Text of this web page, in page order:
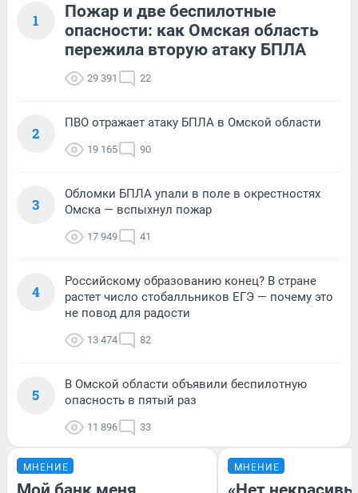
1
Пожар и две беспилотные
опасности: как Омская область
пережила вторую атаку БПЛА
29 391 22
2
ПВО отражает атаку БПЛА в Омской области
19 165 90
3
Обломки БПЛА упали в поле в окрестностях
Омска — вспыхнул пожар
17 949 41
4
Российскому образованию конец? В стране
растет число стобалльников ЕГЭ — почему это
не повод для радости
13 474 82
5
В Омской области объявили беспилотную
опасность в пятый раз
11 896 33
МНЕНИЕ МНЕНИЕ